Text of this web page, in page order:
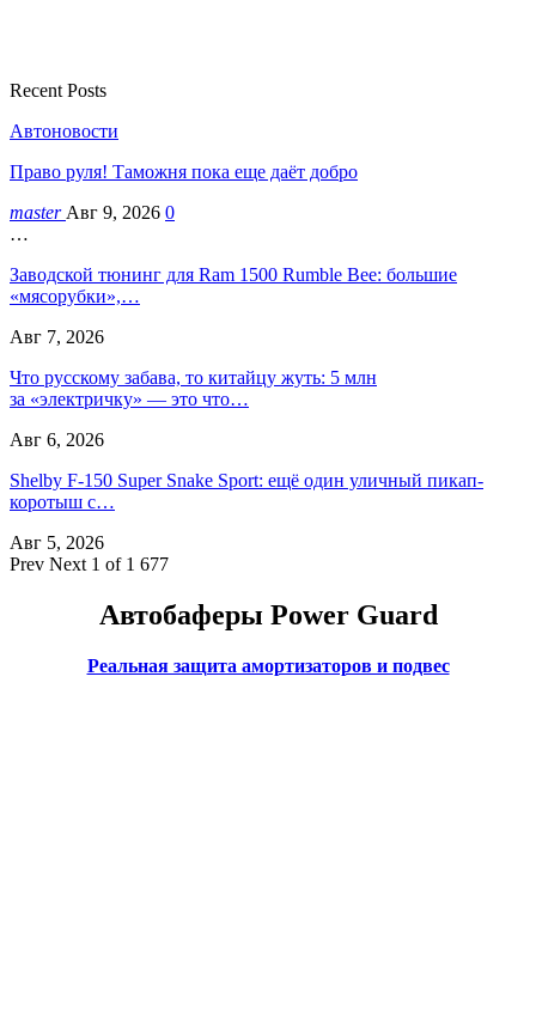
Recent Posts
Автоновости
Право руля! Таможня пока еще даёт добро
master Авг 9, 2026 0
…
Заводской тюнинг для Ram 1500 Rumble Bee: большие
«мясорубки»,…
Авг 7, 2026
Что русскому забава, то китайцу жуть: 5 млн
за «электричку» — это что…
Авг 6, 2026
Shelby F-150 Super Snake Sport: ещё один уличный пикап-
коротыш с…
Авг 5, 2026
Prev Next 1 of 1 677
Автобаферы Power Guard
Реальная защита амортизаторов и подвес